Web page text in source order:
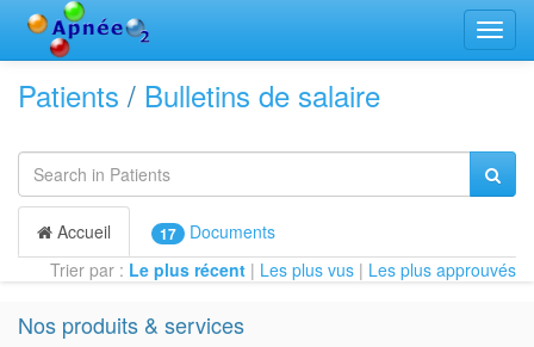
la
Patients / Bulletins de salaire
Accueil 17
Documents
Trier par : Le plus récent | Les plus vus | Les plus approuvés
Nos produits & services